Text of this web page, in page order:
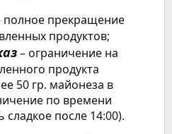
полное прекращение
продуктов;
– ограничение на
продукта
50 гр. майонеза в
по времени
после 14:00).